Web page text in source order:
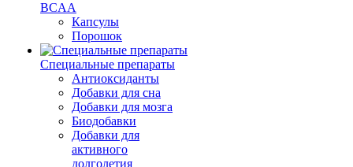
BCAA
Капсулы
Порошок
Cпециальные препараты
Антиоксиданты
Добавки для сна
Добавки для мозга
Биодобавки
Добавки для
активного
долголетия